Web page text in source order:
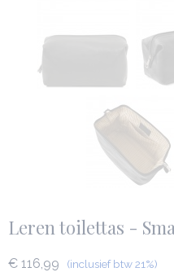
Leren toilettas -
€ 116,99 (inclusief btw 21%)